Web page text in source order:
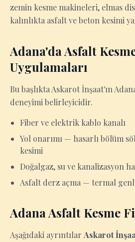
zemin kesme makineleri, elmas
kalınlıkta asfalt ve beton kesimi
Adana'da Asfalt
Uygulamaları
Bu başlıkta Askarot İnşaat'ın
deneyimi belirleyicidir.
Fiber ve elektrik kablo kanalı
Yol onarımı — hasarlı bölüm
kesimi
Doğalgaz, su ve kanalizasyon
Asfalt derz açma — termal
Adana Asfalt Kesme
Aşağıdaki ayrıntılar Askarot